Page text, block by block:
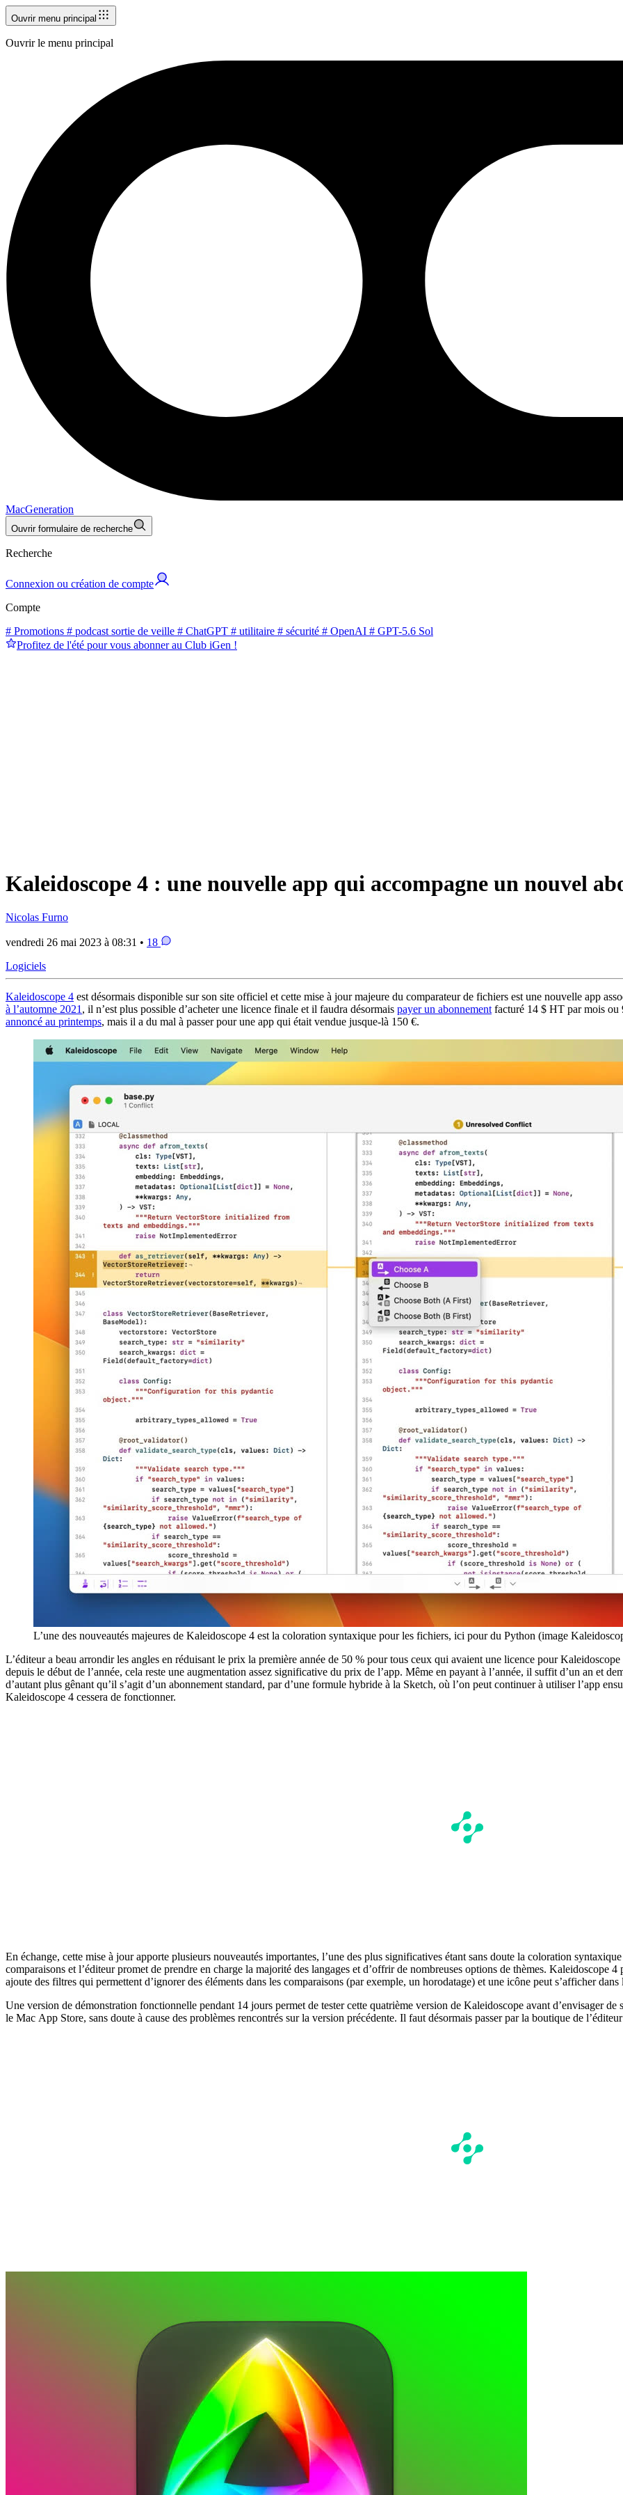
Ouvrir menu principal
Ouvrir le menu principal
MacGeneration
Ouvrir formulaire de recherche
Recherche
Connexion ou création de compte
Compte
# Promotions # podcast sortie de veille # ChatGPT # utilitaire # sécurité # OpenAI # GPT-5.6 Sol
Profitez de l'été pour vous abonner au Club iGen !
Kaleidoscope 4 : une nouvelle app qui accompagne un nouvel
Nicolas Furno
vendredi 26 mai 2023 à 08:31 • 18
Logiciels
Kaleidoscope 4 est désormais disponible sur son site officiel et cette mise à jour majeure du comparateur de fichiers est une nouvelle app
à l’automne 2021 , il n’est plus possible d’acheter une licence finale et il faudra désormais payer un abonnement facturé 14 $ HT par mois ou
annoncé au printemps, mais il a du mal à passer pour une app qui était vendue jusque-là 150 €.
L’une des nouveautés majeures de Kaleidoscope 4 est la coloration syntaxique pour les fichiers, ici pour du Python (image
L’éditeur a beau arrondir les angles en réduisant le prix la première année de 50 % pour tous ceux qui avaient une licence pour
depuis le début de l’année, cela reste une augmentation assez significative du prix de l’app. Même en payant à l’année, il suffit d’un an et
d’autant plus gênant qu’il s’agit d’un abonnement standard, par d’une formule hybride à la Sketch, où l’on peut continuer à utiliser l’app
Kaleidoscope 4 cessera de fonctionner.
En échange, cette mise à jour apporte plusieurs nouveautés importantes, l’une des plus significatives étant sans doute la coloration
comparaisons et l’éditeur promet de prendre en charge la majorité des langages et d’offrir de nombreuses options de thèmes. Kaleidoscope
ajoute des filtres qui permettent d’ignorer des éléments dans les comparaisons (par exemple, un horodatage) et une icône peut s’afficher
Une version de démonstration fonctionnelle pendant 14 jours permet de tester cette quatrième version de Kaleidoscope avant d’envisager
le Mac App Store, sans doute à cause des problèmes rencontrés sur la version précédente. Il faut désormais passer par la boutique de